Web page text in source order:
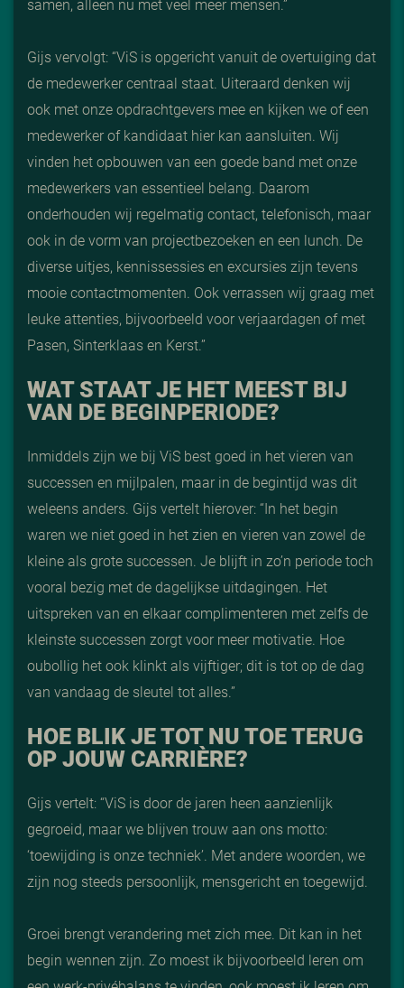
Gijs vervolgt: “ViS is opgericht vanuit de overtuiging dat
de medewerker centraal staat. Uiteraard denken wij
ook met onze opdrachtgevers mee en kijken we of een
medewerker of kandidaat hier kan aansluiten. Wij
vinden het opbouwen van een goede band met onze
medewerkers van essentieel belang. Daarom
onderhouden wij regelmatig contact, telefonisch, maar
ook in de vorm van projectbezoeken en een lunch. De
diverse uitjes, kennissessies en excursies zijn tevens
mooie contactmomenten. Ook verrassen wij graag met
leuke attenties, bijvoorbeeld voor verjaardagen of met
Pasen, Sinterklaas en Kerst.”
WAT STAAT JE HET MEEST BIJ
VAN DE BEGINPERIODE?
Inmiddels zijn we bij ViS best goed in het vieren van
successen en mijlpalen, maar in de begintijd was dit
weleens anders. Gijs vertelt hierover: “In het begin
waren we niet goed in het zien en vieren van zowel de
kleine als grote successen. Je blijft in zo’n periode toch
vooral bezig met de dagelijkse uitdagingen. Het
uitspreken van en elkaar complimenteren met zelfs de
kleinste successen zorgt voor meer motivatie. Hoe
oubollig het ook klinkt als vijftiger; dit is tot op de dag
van vandaag de sleutel tot alles.”
HOE BLIK JE TOT NU TOE TERUG
OP JOUW CARRIÈRE?
Gijs vertelt: “ViS is door de jaren heen aanzienlijk
gegroeid, maar we blijven trouw aan ons motto:
‘toewijding is onze techniek’. Met andere woorden, we
zijn nog steeds persoonlijk, mensgericht en toegewijd.
Groei brengt verandering met zich mee. Dit kan in het
begin wennen zijn. Zo moest ik bijvoorbeeld leren om